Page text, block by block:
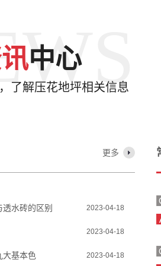
中心
了解压花地坪相关信息
更多
水砖的区别 2023-04-18
2023-04-18
大基本色 2023-04-18